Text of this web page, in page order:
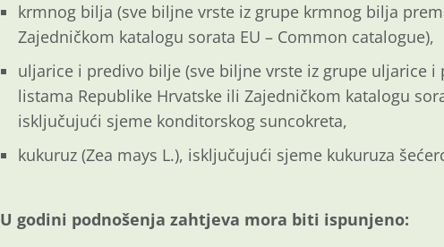
krmnog bilja (sve biljne vrste iz grupe krmnog bilja
Zajedničkom katalogu sorata EU – Common catalogue),
uljarice i predivo bilje (sve biljne vrste iz grupe uljarice
listama Republike Hrvatske ili Zajedničkom katalogu
isključujući sjeme konditorskog suncokreta,
kukuruz (Zea mays L.), isključujući sjeme kukuruza
U godini podnošenja zahtjeva mora biti ispunjeno: